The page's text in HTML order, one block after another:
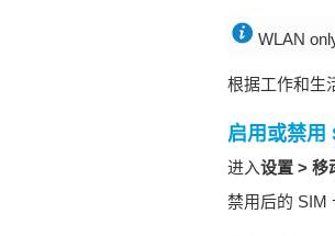
WLAN
根据工作和生
启用或禁用
进入设置> 移
禁用后的 SIM